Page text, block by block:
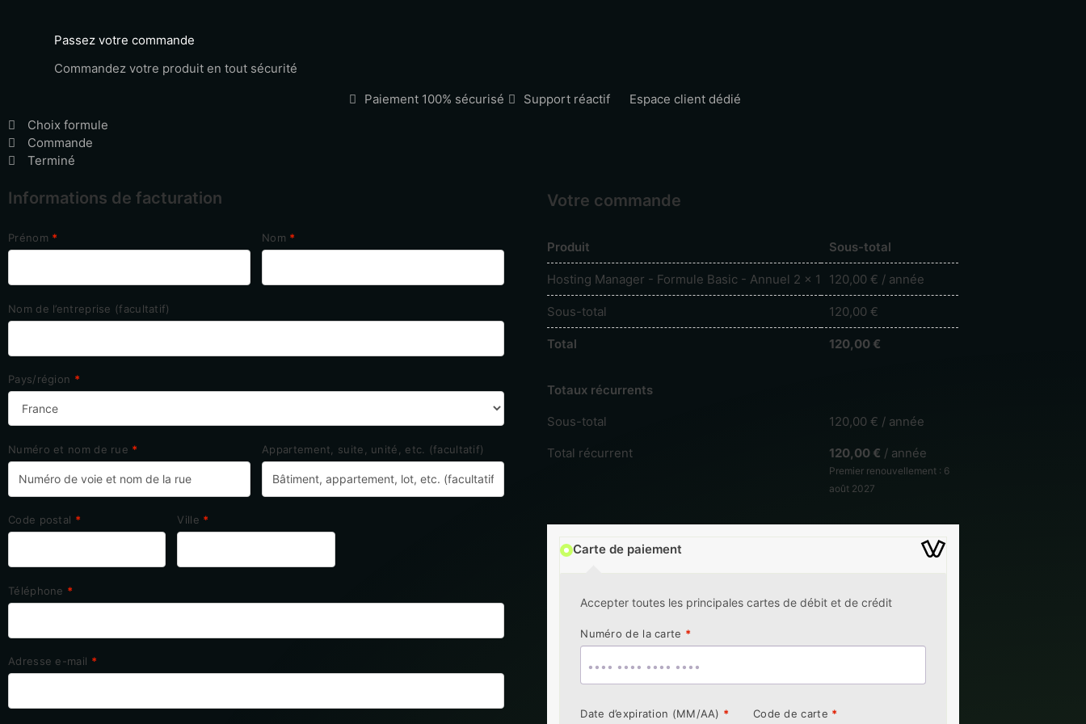
Passez votre commande
Commandez votre produit en tout sécurité
Paiement 100% sécurisé
Support réactif
Espace client dédié
Choix formule
Commande
Terminé
Informations de facturation
Prénom * Nom *
Nom de l’entreprise (facultatif)
Pays/région *
Numéro et nom de rue * Appartement, suite, unité, etc. (facultatif)
Code postal * Ville *
Téléphone *
Adresse e-mail *
Votre commande
Produit Sous-total
Hosting Manager - Formule Basic - Annuel 2 × 1 120,00€ / année
Sous-total 120,00€
Total 120,00 €
Totaux récurrents
Sous-total 120,00€ / année
Total récurrent 120,00 € / année
Premier renouvellement : 6
août 2027
Carte de paiement
Accepter toutes les principales cartes de débit et de crédit
Numéro de la carte *
Date d’expiration (MM/AA) * Code de carte *